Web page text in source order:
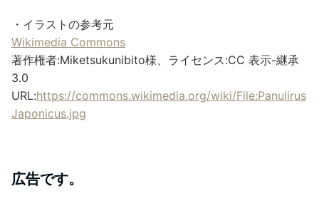
・イラストの参考元
Wikimedia Commons
著作権者:Miketsukunibito様、ライセンス:CC 表示-継承
3.0
URL:https://commons.wikimedia.org/wiki/File:Panulirus
Japonicus.jpg
広告です。